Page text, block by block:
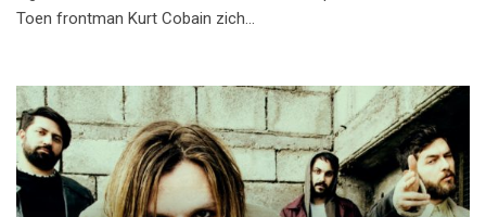
Toen frontman Kurt Cobain zich…